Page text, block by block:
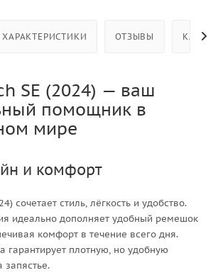
ХАРАКТЕРИСТИКИ ОТЗЫВЫ КАК
SE (2024) — ваш
помощник в
мире
и комфорт
сочетает стиль, лёгкость и удобство.
идеально дополняет удобный ремешок
комфорт в течение всего дня.
гарантирует плотную, но удобную